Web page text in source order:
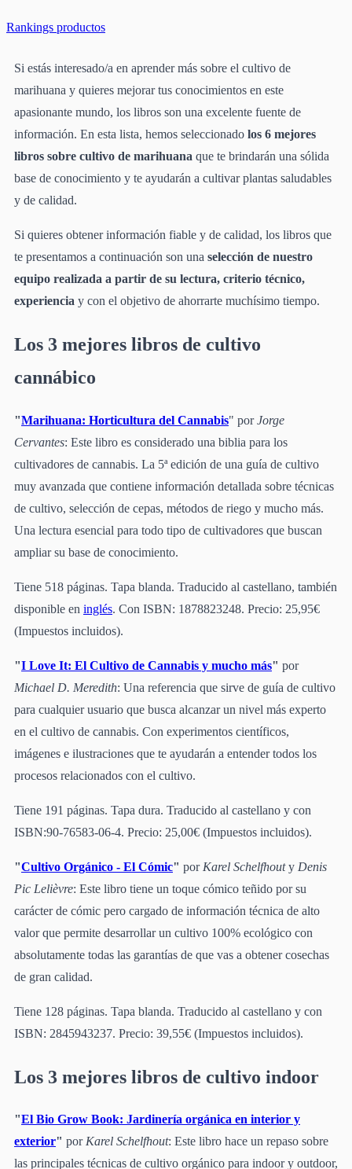
Rankings productos
Si estás interesado/a en aprender más sobre el cultivo de
marihuana y quieres mejorar tus conocimientos en este
apasionante mundo, los libros son una excelente fuente de
información. En esta lista, hemos seleccionado los 6 mejores
libros sobre cultivo de marihuana que te brindarán una sólida
base de conocimiento y te ayudarán a cultivar plantas saludables
y de calidad.
Si quieres obtener información fiable y de calidad, los libros que
te presentamos a continuación son una selección de nuestro
equipo realizada a partir de su lectura, criterio técnico,
experiencia y con el objetivo de ahorrarte muchísimo tiempo.
Los 3 mejores libros de cultivo
cannábico
"Marihuana: Horticultura del Cannabis" porJorge
Cervantes: Este libro es considerado una biblia para los
cultivadores de cannabis. La 5ª edición de una guía de cultivo
muy avanzada que contiene información detallada sobre técnicas
de cultivo, selección de cepas, métodos de riego y mucho más.
Una lectura esencial para todo tipo de cultivadores que buscan
ampliar su base de conocimiento.
Tiene 518 páginas. Tapa blanda. Traducido al castellano, también
disponible en inglés. Con ISBN: 1878823248. Precio: 25,95€
(Impuestos incluidos).
"I Love It: El Cultivo de Cannabis y mucho más" por
Michael D. Meredith: Una referencia que sirve de guía de cultivo
para cualquier usuario que busca alcanzar un nivel más experto
en el cultivo de cannabis. Con experimentos científicos,
imágenes e ilustraciones que te ayudarán a entender todos los
procesos relacionados con el cultivo.
Tiene 191 páginas. Tapa dura. Traducido al castellano y con
ISBN:90-76583-06-4. Precio: 25,00€ (Impuestos incluidos).
"Cultivo Orgánico - El Cómic" por Karel Schelfhouty Denis
Pic Lelièvre: Este libro tiene un toque cómico teñido por su
carácter de cómic pero cargado de información técnica de alto
valor que permite desarrollar un cultivo 100% ecológico con
absolutamente todas las garantías de que vas a obtener cosechas
de gran calidad.
Tiene 128 páginas. Tapa blanda. Traducido al castellano y con
ISBN: 2845943237. Precio: 39,55€ (Impuestos incluidos).
Los 3 mejores libros de cultivo indoor
"El Bio Grow Book: Jardinería orgánica en interior y
exterior" porKarel Schelfhout: Este libro hace un repaso sobre
las principales técnicas de cultivo orgánico para indoor y outdoor,